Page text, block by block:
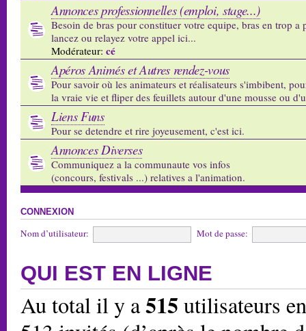
Annonces professionnelles (emploi, stage...)
Besoin de bras pour constituer votre equipe, bras en trop a
lancez ou relayez votre appel ici...
Modérateur: cé
Apéros Animés et Autres rendez-vous
Pour savoir où les animateurs et réalisateurs s'imbibent,
la vraie vie et fliper des feuillets autour d'une mousse ou
Liens Funs
Pour se detendre et rire joyeusement, c'est ici.
Annonces Diverses
Communiquez a la communaute vos infos
(concours, festivals ...) relatives a l'animation.
CONNEXION
Nom d’utilisateur: Mot de passe:
QUI EST EN LIGNE
Au total il y a515 utilisateurs